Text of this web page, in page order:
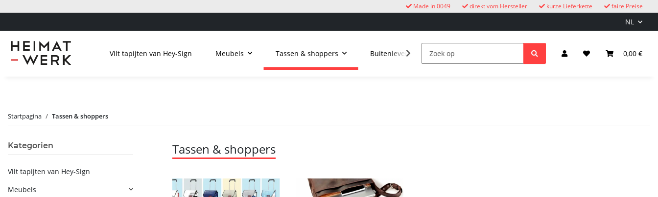
faire Preise
kurze Lieferkette
direkt vom Hersteller
Made in 0049
NL
0,00 €
Vilt tapijten van Hey-Sign Meubels Tassen & shoppers Buitenleven koekoeksklokken Kinderen Licht & Elektriciteit
Startpagina Tassen & shoppers
Tassen & shoppers
Kategorien
Vilt tapijten van Hey-Sign
Meubels